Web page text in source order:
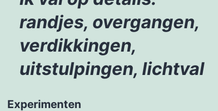
randjes, overgangen,
verdikkingen,
uitstulpingen, lichtval
Experimenten